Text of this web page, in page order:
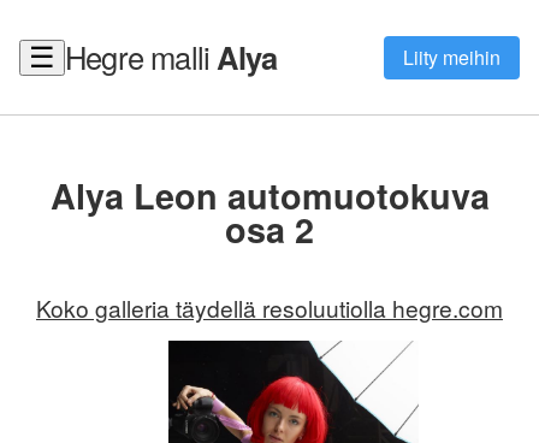
☰ Hegre malliAlya Liity meihin
Alya Leon automuotokuva
osa 2
Koko galleria täydellä resoluutiolla hegre.com